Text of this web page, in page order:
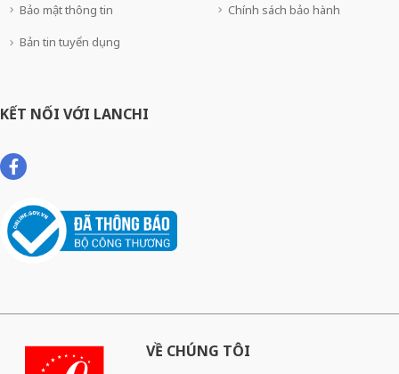
Bảo mật thông tin
Bản tin tuyển dụng
Chính sách bảo hành
KẾT NỐI VỚI LANCHI
VỀ CHÚNG TÔI